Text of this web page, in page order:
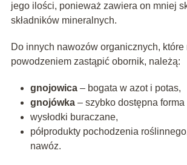
jego ilości, ponieważ zawiera on mniej
składników mineralnych.
Do innych nawozów organicznych, które
powodzeniem zastąpić obornik, należą:
gnojowica– bogata w azot i potas,
gnojówka– szybko dostępna forma
wysłodki buraczane,
półprodukty pochodzenia
nawóz.